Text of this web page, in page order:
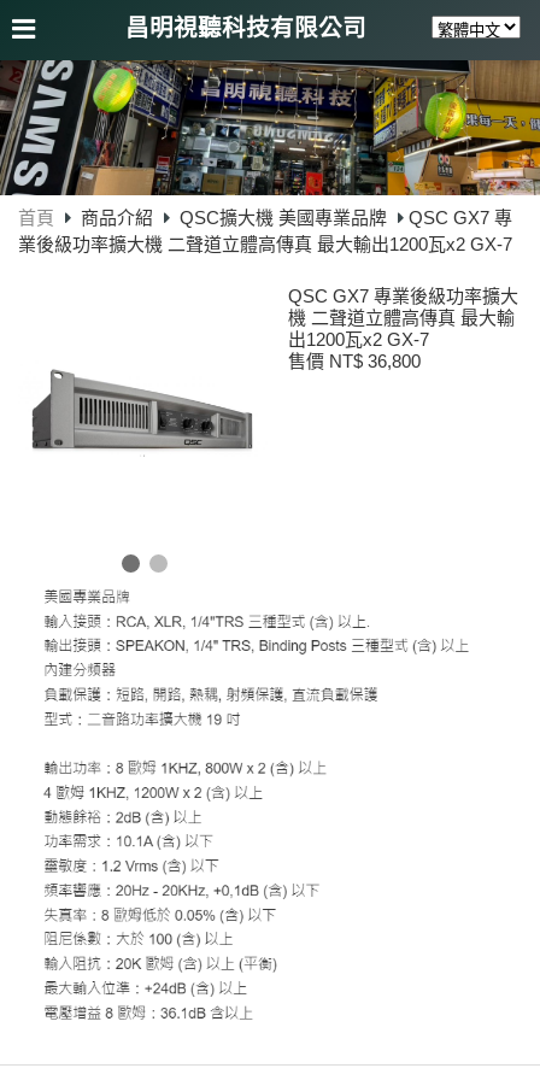
昌明視聽科技有限公司
首頁 商品介紹 QSC擴大機 美國專業品牌
QSC GX7 專
業後級功率擴大機 二聲道立體高傳真 最大輸出1200瓦x2 GX-7
QSC GX7 專業後級功率擴大
機 二聲道立體高傳真 最大輸
出1200瓦x2 GX-7
售價 NT$ 36,800